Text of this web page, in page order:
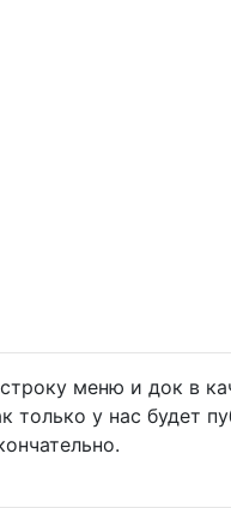
меню и док в
только у нас будет